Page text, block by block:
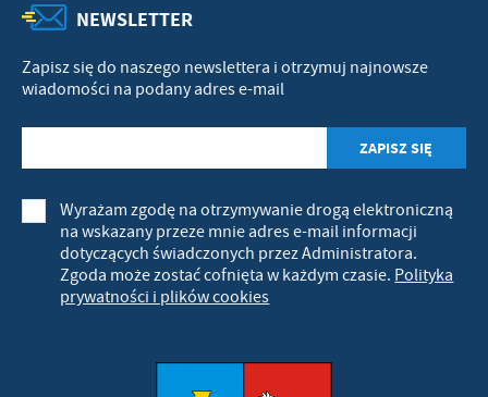
NEWSLETTER
Zapisz się do naszego newslettera i otrzymuj najnowsze
wiadomości na podany adres e-mail
Wyrażam zgodę na otrzymywanie drogą elektroniczną
na wskazany przeze mnie adres e-mail informacji
dotyczących świadczonych przez Administratora.
Zgoda może zostać cofnięta w każdym czasie. Polityka
prywatności i plików cookies